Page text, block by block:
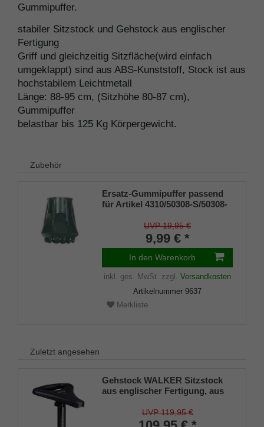
Gummipuffer.
stabiler Sitzstock und Gehstock aus englischer
Fertigung
Griff und gleichzeitig Sitzfläche(wird einfach
umgeklappt) sind aus ABS-Kunststoff, Stock ist aus
hochstabilem Leichtmetall
Länge: 88-95 cm, (Sitzhöhe 80-87 cm),
Gummipuffer
belastbar bis 125 Kg Körpergewicht.
Zubehör
Ersatz-Gummipuffer passend
für Artikel 4310/50308-S/50308-
OBSERVER/WALKER, schwarz
UVP 19,95 €
9,99 € *
In den Warenkorb
inkl. ges. MwSt. zzgl. Versandkosten
Artikelnummer 9637
Merkliste
Zuletzt angesehen
Gehstock WALKER Sitzstock
aus englischer Fertigung, aus
Klappsitz/griff,inklusiv
Gummipuffer
UVP 119,95 €